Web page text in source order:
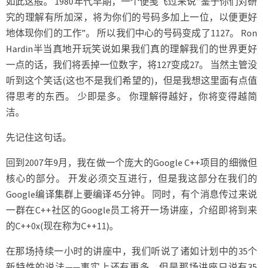
究的理解有所加深，将为你们的号码多加上一位，以便更好
地体现你们的工作”。 所以我们中心的号码变成了1127。 Ron
Hardin半当真地开玩笑说如果我们真的理解我们的世界更好
一点的话，我们将丢掉一位数字，将127变成27。 当然主管没
听到这个笑话(这也不是我们希望的)，但是我想这里面有点值
得思考的东西。 少即是多。 你理解得越好，你将变得越简
洁。
先记住这句话。
回到2007年9月，我在做一个庞大的Google C++项目的细微但
核心的部分。 开发必须交互进行，但是我这部分在我们的
Google编译集群上要编译45分钟。 同时，有个消息传过来说
一群在C++社区的Google员工将开一场讲座，介绍即将到来
的C++0x(现在称为C++11)。
在那场持续一小时的讲座中，我们听说了诸如计划中的35个